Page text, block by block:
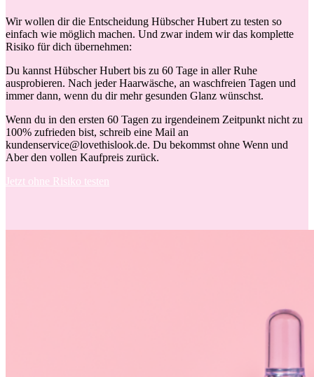
Wir wollen dir die Entscheidung Hübscher Hubert zu testen so
einfach wie möglich machen. Und zwar indem wir das komplette
Risiko für dich übernehmen:
Du kannst Hübscher Hubert bis zu 60 Tage in aller Ruhe
ausprobieren. Nach jeder Haarwäsche, an waschfreien Tagen und
immer dann, wenn du dir mehr gesunden Glanz wünschst.
Wenn du in den ersten 60 Tagen zu irgendeinem Zeitpunkt nicht zu
100% zufrieden bist, schreib eine Mail an
kundenservice@lovethislook.de. Du bekommst ohne Wenn und
Aber den vollen Kaufpreis zurück.
Jetzt ohne Risiko testen